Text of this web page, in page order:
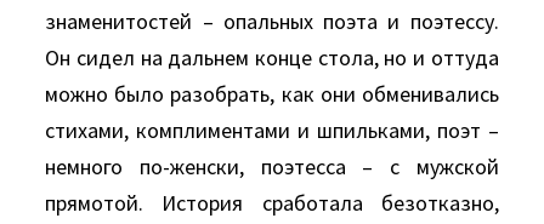
знаменитостей – опальных поэта и поэтессу.
Он сидел на дальнем конце стола, но и оттуда
можно было разобрать, как они обменивались
стихами, комплиментами и шпильками, поэт –
немного по-женски, поэтесса – с мужской
прямотой. История сработала безотказно,